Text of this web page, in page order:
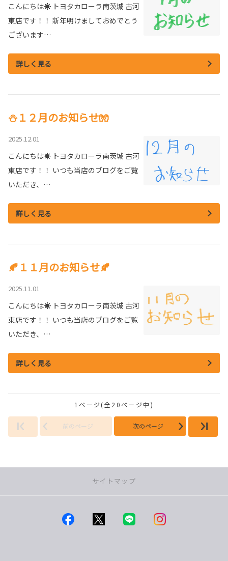
こんにちは☀ トヨタカローラ南茨城 古河
東店です！！ 新年明けましておめでとう
ございます…
詳しく見る
⛄１２月のお知らせ🧤
2025.12.01
こんにちは☀ トヨタカローラ南茨城 古河
東店です！！ いつも当店のブログをご覧
いただき、…
詳しく見る
🍂１１月のお知らせ🍂
2025.11.01
こんにちは☀ トヨタカローラ南茨城 古河
東店です！！ いつも当店のブログをご覧
いただき、…
詳しく見る
1ページ(全20ページ中)
前のページ 次のページ
サイトマップ